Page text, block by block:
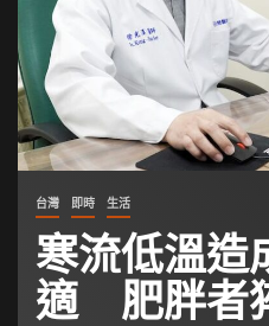
台灣 即時 生活
寒流低溫造
適 肥胖者